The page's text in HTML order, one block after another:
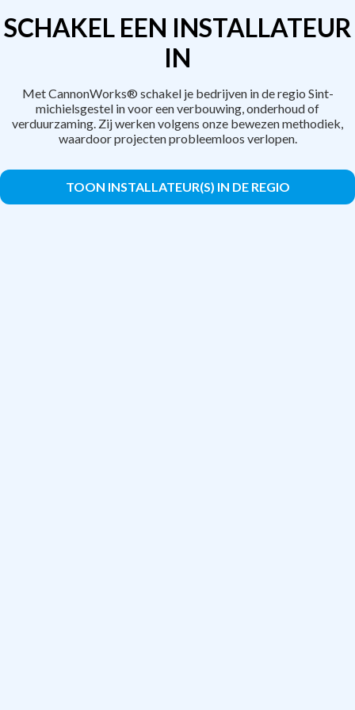
SCHAKEL EEN INSTALLATEUR
IN
Met CannonWorks® schakel je bedrijven in de regio Sint-
michielsgestel in voor een verbouwing, onderhoud of
verduurzaming. Zij werken volgens onze bewezen methodiek,
waardoor projecten probleemloos verlopen.
TOON INSTALLATEUR(S) IN DE REGIO